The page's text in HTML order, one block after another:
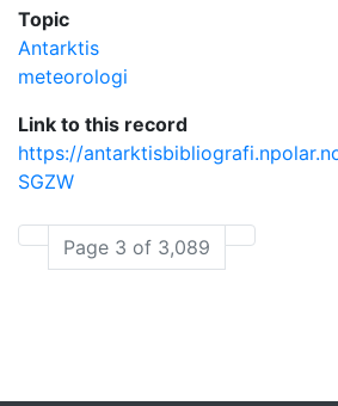
Topic
Antarktis
meteorologi
Link to this record
https://
SGZW
Page 3 of 3,089